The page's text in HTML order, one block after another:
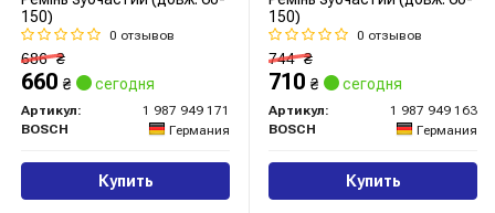
150)
0 отзывов
686₴
660 ₴ сегодня
Артикул:
1 987 949 171
BOSCH
Германия
Купить
150)
0 отзывов
744₴
710 ₴ сегодня
Артикул:
1 987 949 163
BOSCH
Германия
Купить